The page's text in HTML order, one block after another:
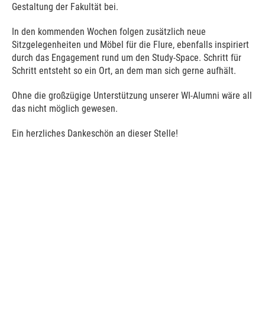
Gestaltung der Fakultät bei.
In den kommenden Wochen folgen zusätzlich neue
Sitzgelegenheiten und Möbel für die Flure, ebenfalls inspiriert
durch das Engagement rund um den Study-Space. Schritt für
Schritt entsteht so ein Ort, an dem man sich gerne aufhält.
Ohne die großzügige Unterstützung unserer WI-Alumni wäre all
das nicht möglich gewesen.
Ein herzliches Dankeschön an dieser Stelle!